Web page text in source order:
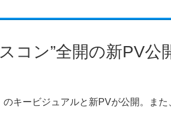
コン”全開の新PV公
キービジュアルと新PVが公開。ま